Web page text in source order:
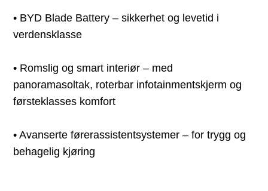
• BYD Blade Battery – sikkerhet og levetid i
verdensklasse
• Romslig og smart interiør – med
panoramasoltak, roterbar infotainmentskjerm og
førsteklasses komfort
• Avanserte førerassistentsystemer – for trygg og
behagelig kjøring